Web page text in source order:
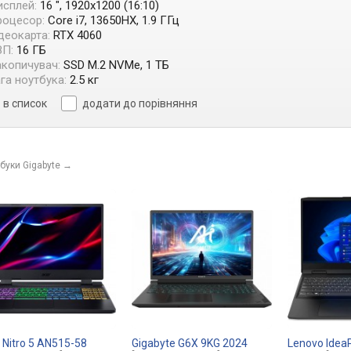
16 ", 1920x1200 (16:10)
Core i7, 13650HX, 1.9 ГГц
RTX 4060
16 ГБ
SSD M.2 NVMe, 1 ТБ
ноутбука: 2.5 кг
в список додати до порівняння
Gigabyte →
5 AN515-58
Gigabyte G6X 9KG 2024
Lenovo